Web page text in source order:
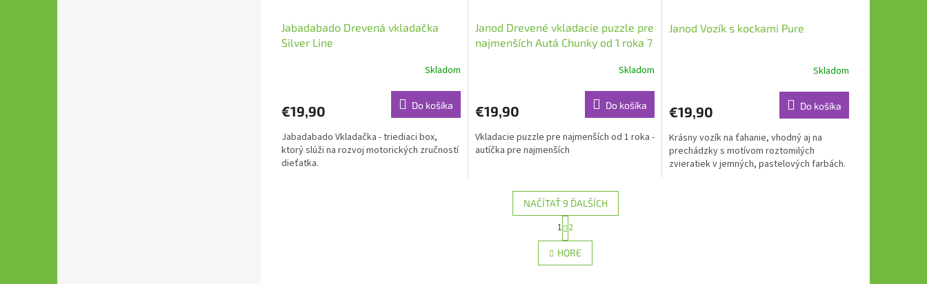
Jabadabado Drevená vkladačka
Silver Line
Skladom
€19,90 Do košíka
Jabadabado Vkladačka - triediaci box,
ktorý slúži na rozvoj motorických zručností
dieťatka.
Janod Drevené vkladacie puzzle pre
najmenších Autá Chunky od 1 roka 7
Skladom
€19,90 Do košíka
Vkladacie puzzle pre najmenších od 1 roka -
autíčka pre najmenších
Janod Vozík s kockami Pure
Skladom
€19,90 Do košíka
Krásny vozík na ťahanie, vhodný aj na
prechádzky s motívom roztomilých
zvieratiek v jemných, pastelových farbách.
O
v
l
NAČÍTAŤ 9 ĎALŠÍCH
S
t
r
á
n
1 2
HORE